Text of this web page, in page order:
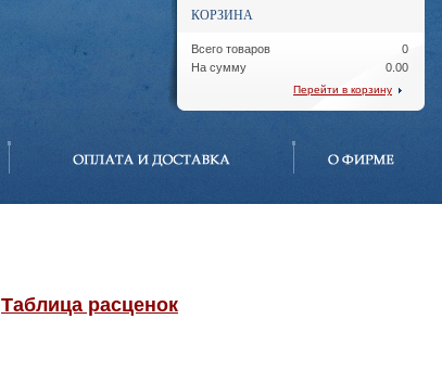
КОРЗИНА
Всего товаров
На сумму
0
0.00
Перейти в корзину
Таблица расценок